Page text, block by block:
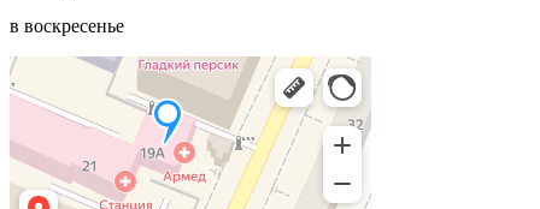
в воскресенье